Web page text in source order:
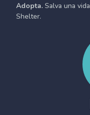
Adopta. Salva una
Shelter.